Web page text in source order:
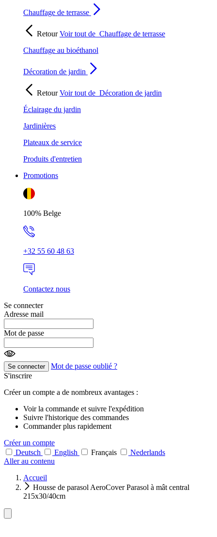
Chauffage de terrasse
RetourVoir tout de Chauffage de terrasse
Chauffage au bioéthanol
Décoration de jardin
RetourVoir tout de Décoration de jardin
Éclairage du jardin
Jardinières
Plateaux de service
Produits d'entretien
Promotions
100% Belge
+32 55 60 48 63
Contactez nous
Se connecter
Adresse mail
Mot de passe
Se connecter
Mot de passe oublié ?
S'inscrire
Créer un compte a de nombreux avantages :
Voir la commande et suivre l'expédition
Suivre l'historique des commandes
Commander plus rapidement
Créer un compte
Deutsch
English Français
Nederlands
Aller au contenu
Accueil
Housse de parasol AeroCover Parasol à mât central
215x30/40cm